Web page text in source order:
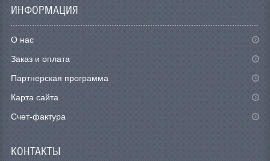
ИНФОРМАЦИЯ
О нас
Заказ и оплата
Партнерская программа
Карта сайта
Счет-фактура
КОНТАКТЫ